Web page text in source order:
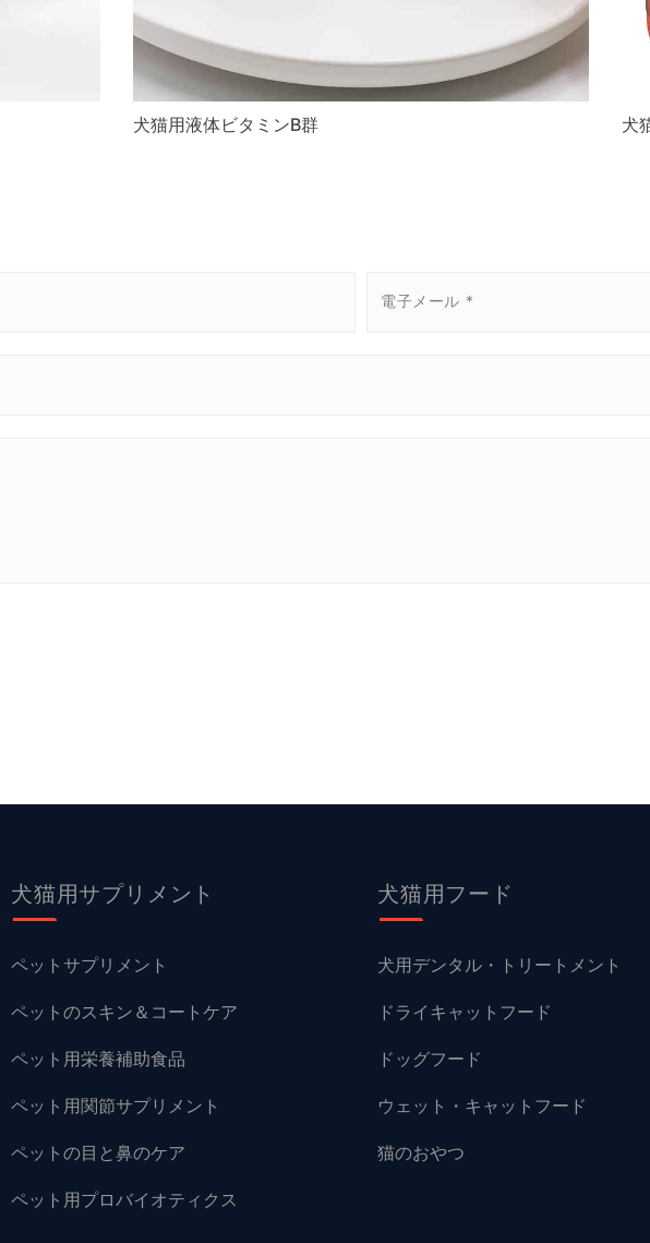
犬猫用液体ビタミンB群 犬
犬猫用サプリメント
ペットサプリメント
ペットのスキン＆コートケア
ペット用栄養補助食品
ペット用関節サプリメント
ペットの目と鼻のケア
ペット用プロバイオティクス
犬猫用フード
犬用デンタル・トリートメント
ドライキャットフード
ドッグフード
ウェット・キャットフード
猫のおやつ